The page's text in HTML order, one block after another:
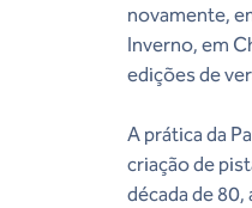
novamente,
Inverno, em
edições de
A prática da
criação de
década de